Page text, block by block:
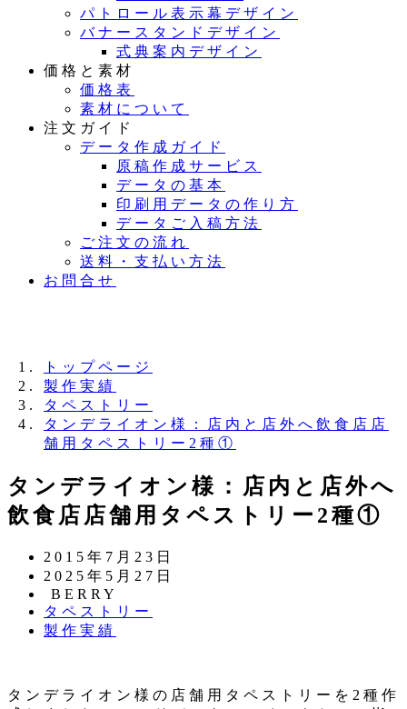
パトロール表示幕デザイン
バナースタンドデザイン
式典案内デザイン
価格と素材
価格表
素材について
注文ガイド
データ作成ガイド
原稿作成サービス
データの基本
印刷用データの作り方
データご入稿方法
ご注文の流れ
送料・支払い方法
お問合せ
トップページ
製作実績
タペストリー
タンデライオン様：店内と店外へ飲食店店
舗用タペストリー2種①
タンデライオン様：店内と店外へ
飲食店店舗用タペストリー2種①
投
稿
日
2015年7月23日
更
新
日
2025年5月27日
著
者
BERRY
カ
テ
ー
タペストリー
カ
リ
ー
製作実績
タンデライオン様の店舗用タペストリーを2種作